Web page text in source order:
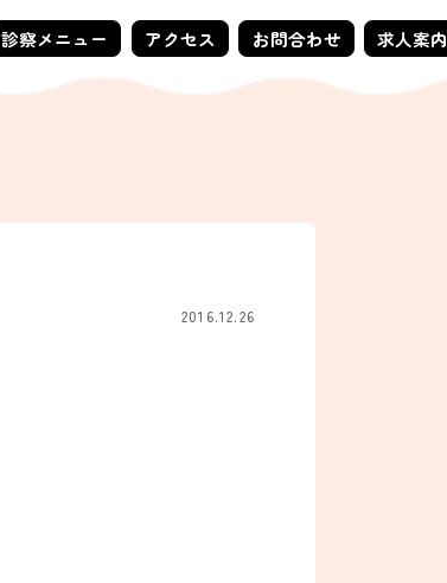
診察メニュー アクセス お問合わせ 求人案内
2016.12.26